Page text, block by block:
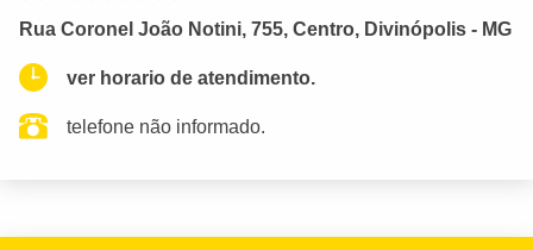
Rua Coronel João Notini, 755, Centro, Divinópolis - MG
ver horario de atendimento.
telefone não informado.